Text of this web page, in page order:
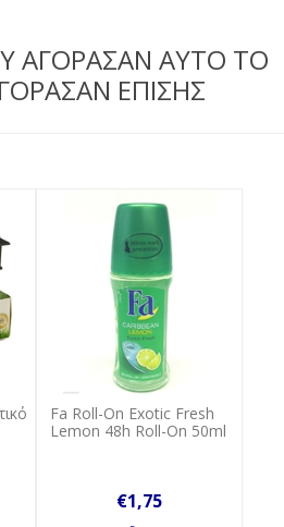
ΑΓΟΡΑΣΑΝ ΑΥΤΟ ΤΟ
ΕΠΙΣΗΣ
Fa Roll-On Exotic Fresh
Lemon 48h Roll-On 50ml
€1,75